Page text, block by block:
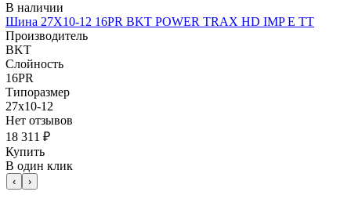
В наличии
Шина 27X10-12 16PR BKT POWER TRAX HD IMP E TT
Производитель
BKT
Слойность
16PR
Типоразмер
27x10-12
Нет отзывов
18 311 ₽
Купить
В один клик
‹ ›